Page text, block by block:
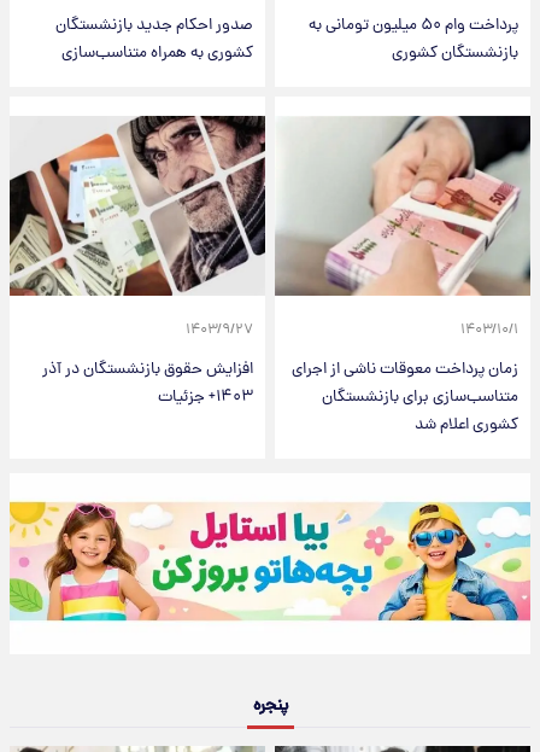
پرداخت وام ۵۰ میلیون تومانی به
بازنشستگان کشوری
صدور احکام جدید بازنشستگان
کشوری به همراه متناسب‌سازی
۱۴۰۳/۱۰/۱
زمان پرداخت معوقات ناشی از اجرای
متناسب‌سازی برای بازنشستگان
کشوری اعلام شد
۱۴۰۳/۹/۲۷
افزایش حقوق بازنشستگان در آذر
۱۴۰۳+ جزئیات
پنجره